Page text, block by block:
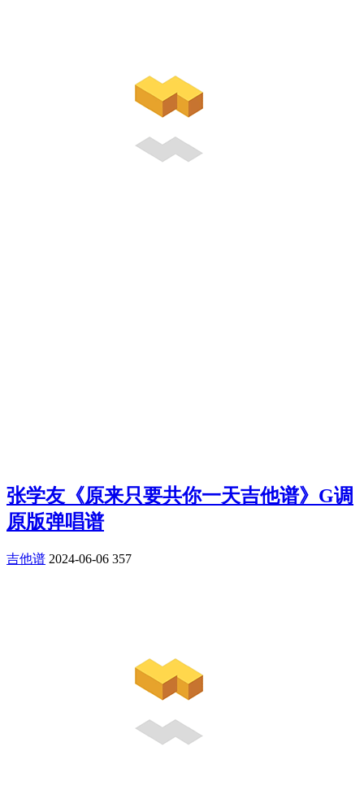
张学友《原来只要共你一天吉他谱》G调
原版弹唱谱
吉他谱 2024-06-06 357